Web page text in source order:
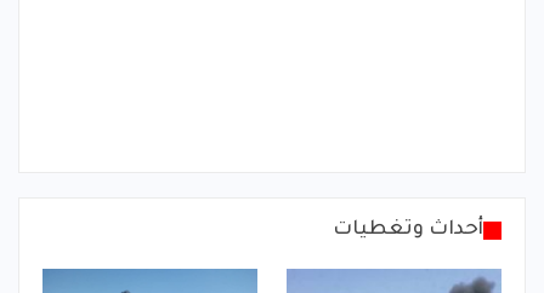
أحداث وتغطيات